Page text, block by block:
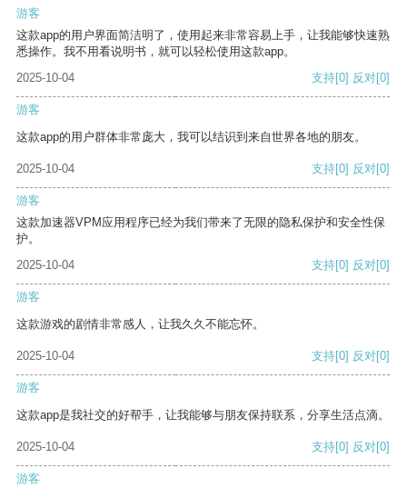
游客
这款app的用户界面简洁明了，使用起来非常容易上手，让我能够快速熟
悉操作。我不用看说明书，就可以轻松使用这款app。
2025-10-04
支持[0] 反对[0]
游客
这款app的用户群体非常庞大，我可以结识到来自世界各地的朋友。
2025-10-04 支持[0] 反对[0]
游客
这款加速器VPM应用程序已经为我们带来了无限的隐私保护和安全性保
护。
2025-10-04
支持[0] 反对[0]
游客
这款游戏的剧情非常感人，让我久久不能忘怀。
2025-10-04 支持[0] 反对[0]
游客
这款app是我社交的好帮手，让我能够与朋友保持联系，分享生活点滴。
2025-10-04 支持[0] 反对[0]
游客